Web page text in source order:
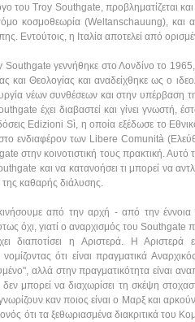
του Troy Southgate, προβληματίζεται
κοσμοθεωρία (Weltanschauung), και
Εντούτοις, η Ιταλία αποτελεί από
Southgate γεννήθηκε στο Λονδίνο το
και Θεολογίας και αναδείχθηκε ως ο
νέων συνθέσεων και στην υπέρβαση
έχει διαβαστεί και γίνει γνωστή,
Edizioni Sì, η οποία εξέδωσε το
ενδιαφέρον των Libere Comunità
στην κοινοτιστική τους πρακτική. Αυτό
και να κατανοήσει τι μπορεί να
καθαρής διάλυσης.
από την αρχή - από την
όχι, γιατί ο αναρχισμός του Southgate
διαποτίσει η Αριστερά. Η Αριστερά
ότι είναι πραγματικά
αλλά στην πραγματικότητα είναι
μπορεί να διαχωρίσει τη σκέψη
καν ποιος είναι ο Μαρξ και
ότι τα ξεθωριασμένα διακριτικά του